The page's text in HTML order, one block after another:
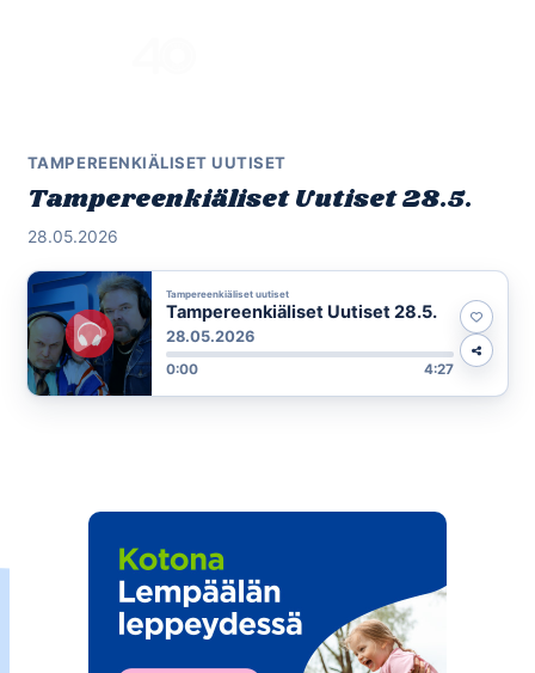
TAMPEREENKIÄLISET UUTISET
Tampereenkiäliset Uutiset 28.5.
28.05.2026
Tampereenkiäliset uutiset
Tampereenkiäliset Uutiset 28.5.
28.05.2026
0:00 4:27